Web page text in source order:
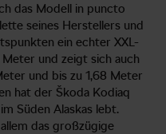
das Modell in puncto
seines Herstellers und
ein echter XXL-
und zeigt sich auch
und bis zu 1,68 Meter
hat der Škoda Kodiaq
Süden Alaskas lebt.
das großzügige